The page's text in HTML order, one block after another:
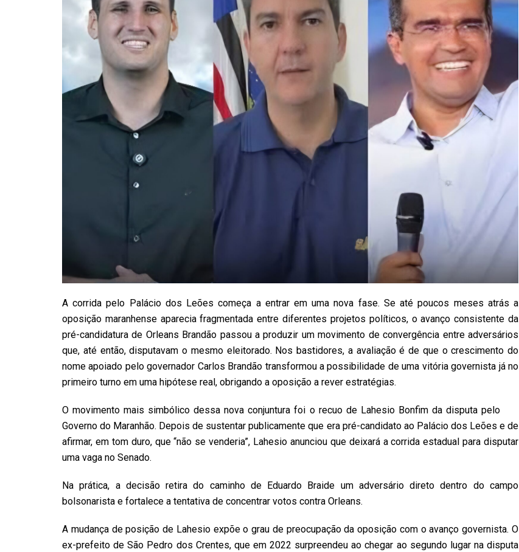
A corrida pelo Palácio dos Leões começa a entrar em uma nova fase. Se até poucos meses atrás a
oposição maranhense aparecia fragmentada entre diferentes projetos políticos, o avanço consistente da
pré-candidatura de Orleans Brandão passou a produzir um movimento de convergência entre adversários
que, até então, disputavam o mesmo eleitorado. Nos bastidores, a avaliação é de que o crescimento do
nome apoiado pelo governador Carlos Brandão transformou a possibilidade de uma vitória governista já no
primeiro turno em uma hipótese real, obrigando a oposição a rever estratégias.
O movimento mais simbólico dessa nova conjuntura foi o recuo de Lahesio Bonfim da disputa pelo
Governo do Maranhão. Depois de sustentar publicamente que era pré-candidato ao Palácio dos Leões e de
afirmar, em tom duro, que “não se venderia”, Lahesio anunciou que deixará a corrida estadual para disputar
uma vaga no Senado.
Na prática, a decisão retira do caminho de Eduardo Braide um adversário direto dentro do campo
bolsonarista e fortalece a tentativa de concentrar votos contra Orleans.
A mudança de posição de Lahesio expõe o grau de preocupação da oposição com o avanço governista. O
ex-prefeito de São Pedro dos Crentes, que em 2022 surpreendeu ao chegar ao segundo lugar na disputa